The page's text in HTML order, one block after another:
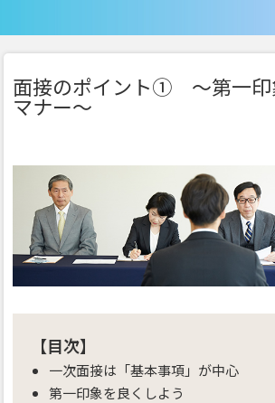
面接のポイント① ～第一印
マナー～
【目次】
一次面接は「基本事項」が中心
第一印象を良くしよう